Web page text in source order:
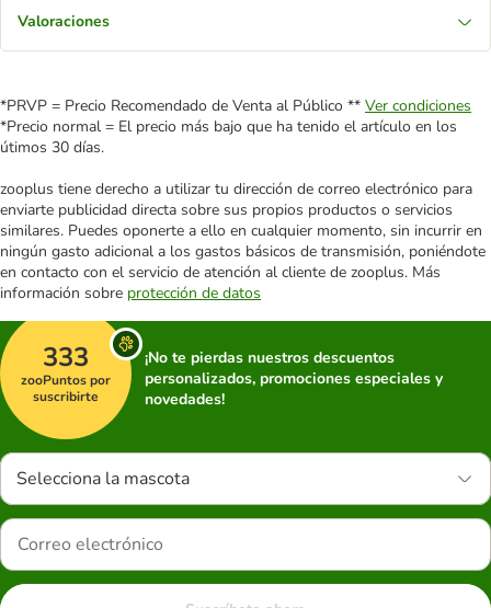
Valoraciones
*PRVP = Precio Recomendado de Venta al Público ** Ver condiciones
*Precio normal = El precio más bajo que ha tenido el artículo en los
útimos 30 días.
zooplus tiene derecho a utilizar tu dirección de correo electrónico para
enviarte publicidad directa sobre sus propios productos o servicios
similares. Puedes oponerte a ello en cualquier momento, sin incurrir en
ningún gasto adicional a los gastos básicos de transmisión, poniéndote
en contacto con el servicio de atención al cliente de zooplus. Más
información sobre protección de datos
333
zooPuntos por
suscribirte
¡No te pierdas nuestros descuentos
personalizados, promociones especiales y
novedades!
Selecciona la mascota